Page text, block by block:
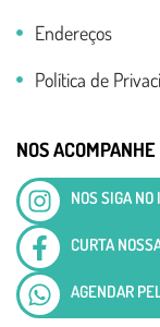
Endereços
Política de
NOS
NOS SIGA NO
CURTA
AGENDAR